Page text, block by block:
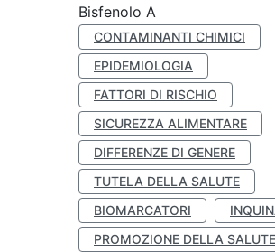
Bisfenolo A
CONTAMINANTI CHIMICI
EPIDEMIOLOGIA
FATTORI DI RISCHIO
SICUREZZA ALIMENTARE
DIFFERENZE DI GENERE
TUTELA DELLA SALUTE
BIOMARCATORI
PROMOZIONE DELLA SALUTE